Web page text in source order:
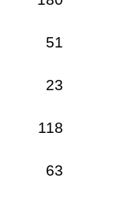
51
23
118
63